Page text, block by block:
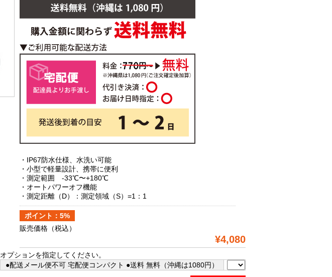
・IP67防水仕様、水洗い可能
・小型で軽量設計、携帯に便利
・測定範囲 -33℃〜+180℃
・オートパワーオフ機能
・測定距離（D）：測定領域（S）=1：1
ポイント：5%
販売価格 （税込）
¥4,080
オプションを指定してください。
●配送メール便不可 宅配便コンパクト ●送料 無料（沖縄は1080円）